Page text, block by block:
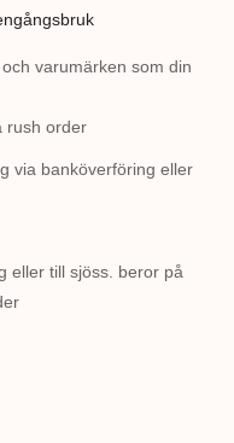
varumärken som din
rush order
via banköverföring eller
eller till sjöss. beror på